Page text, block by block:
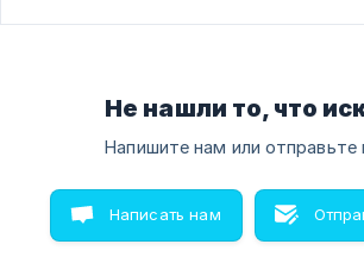
Не нашли то, что
Напишите нам или отправьте
Написать нам